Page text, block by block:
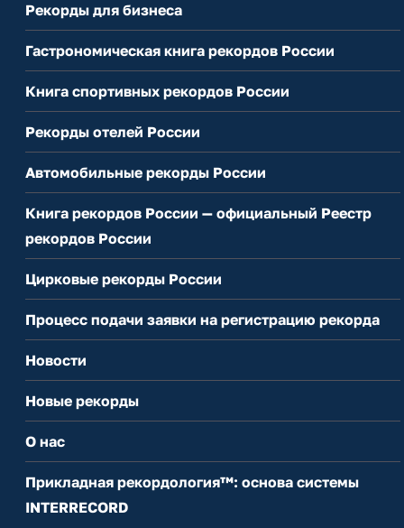
Рекорды для бизнеса
Гастрономическая книга рекордов России
Книга спортивных рекордов России
Рекорды отелей России
Автомобильные рекорды России
Книга рекордов России — официальный Реестр
рекордов России
Цирковые рекорды России
Процесс подачи заявки на регистрацию рекорда
Новости
Новые рекорды
О нас
Прикладная рекордология™: основа системы
INTERRECORD